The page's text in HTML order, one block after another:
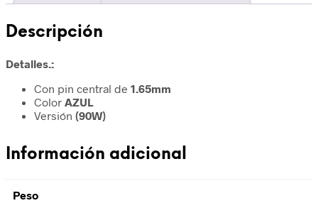
Descripción
Detalles.:
Con pin central de 1.65mm
Color AZUL
Versión (90W)
Información adicional
Peso